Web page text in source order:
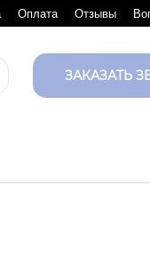
Оплата Отзывы
ЗАКАЗАТЬ